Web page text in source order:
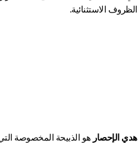
الظروف الاستثنائية.
هدي الإحصار